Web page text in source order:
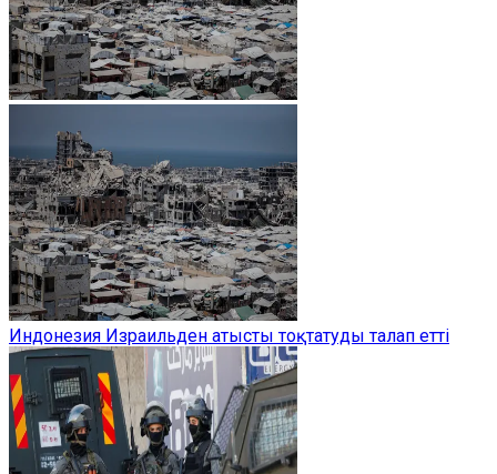
Индонезия Израильден атысты тоқтатуды талап етті